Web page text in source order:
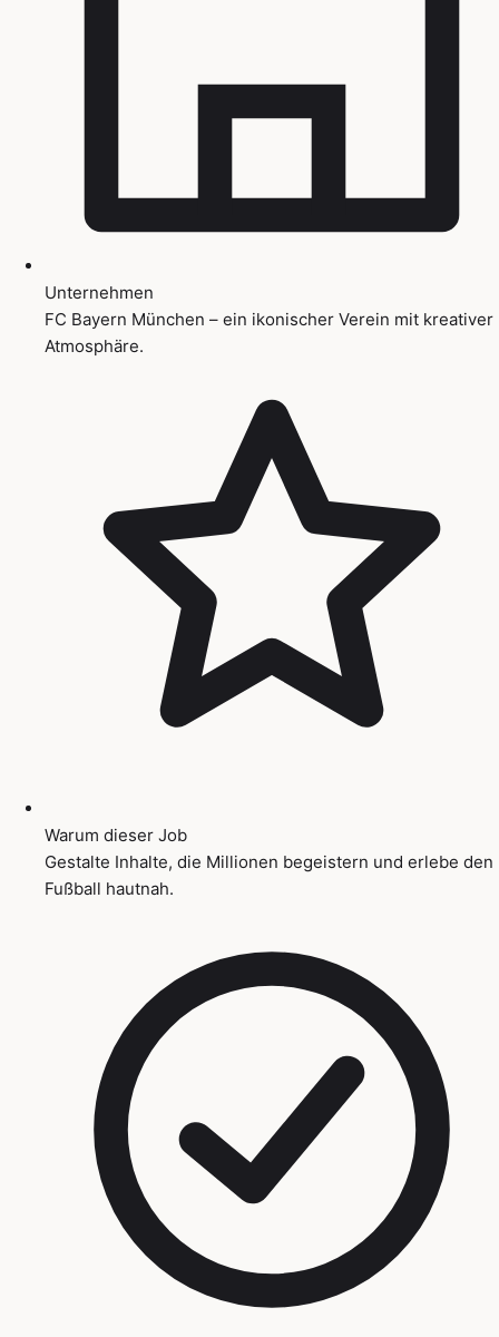
Unternehmen
FC Bayern München – ein ikonischer Verein mit kreativer
Atmosphäre.
Warum dieser Job
Gestalte Inhalte, die Millionen begeistern und erlebe den
Fußball hautnah.